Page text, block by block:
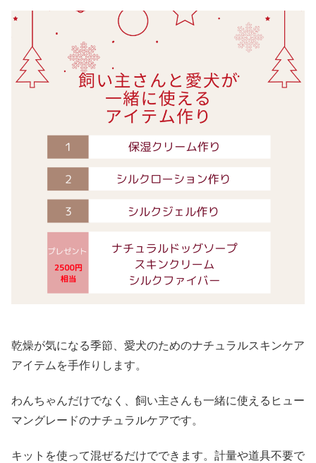
乾燥が気になる季節、愛犬のためのナチュラルスキンケア
アイテムを手作りします。
わんちゃんだけでなく、飼い主さんも一緒に使えるヒュー
マングレードのナチュラルケアです。
キットを使って混ぜるだけでできます。計量や道具不要で